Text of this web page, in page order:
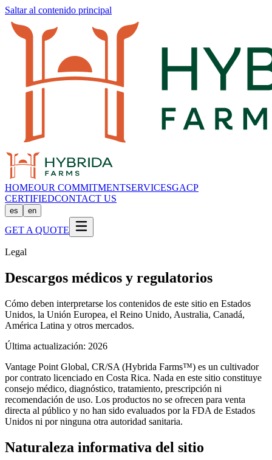
Saltar al contenido principal
HOMEOUR COMMITMENTSERVICESGACP
CERTIFIEDCONTACT US
es en
GET A QUOTE
Legal
Descargos médicos y regulatorios
Cómo deben interpretarse los contenidos de este sitio en Estados
Unidos, la Unión Europea, el Reino Unido, Australia, Canadá,
América Latina y otros mercados.
Última actualización: 2026
Vantage Point Global, CR/SA (Hybrida Farms™) es un cultivador
por contrato licenciado en Costa Rica. Nada en este sitio constituye
consejo médico, diagnóstico, tratamiento, prescripción ni
recomendación de uso. Los productos no se ofrecen para venta
directa al público y no han sido evaluados por la FDA de Estados
Unidos ni por ninguna otra autoridad sanitaria.
Naturaleza informativa del sitio